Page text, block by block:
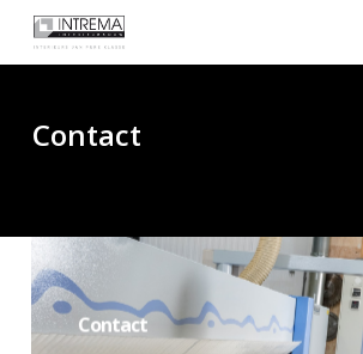
Contact
Contact